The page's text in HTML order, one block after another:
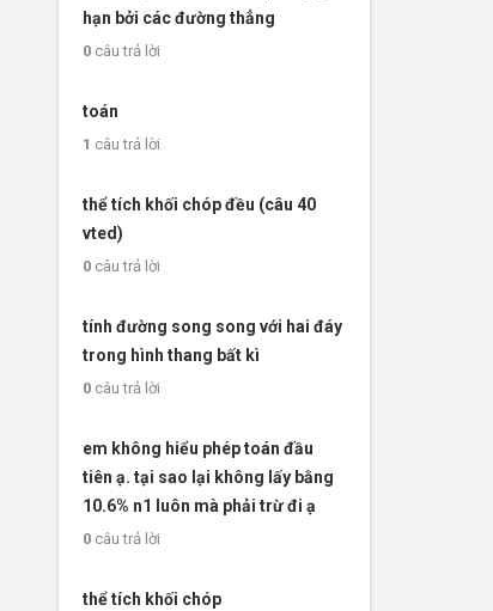
hạn bởi các đường thẳng
0câu trả lời
toán
1 câu trả lời
thể tích khối chóp đều (câu 40
vted)
0câu trả lời
tính đường song song với hai đáy
trong hình thang bất kì
0câu trả lời
em không hiểu phép toán đầu
tiên ạ. tại sao lại không lấy bằng
10.6% n1 luôn mà phải trừ đi ạ
0câu trả lời
thể tích khối chóp